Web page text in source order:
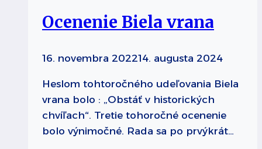
Ocenenie Biela vrana
16. novembra 202214. augusta 2024
Heslom tohtoročného udeľovania Biela
vrana bolo : „Obstáť v historických
chvíľach“. Tretie tohoročné ocenenie
bolo výnimočné. Rada sa po prvýkrát…